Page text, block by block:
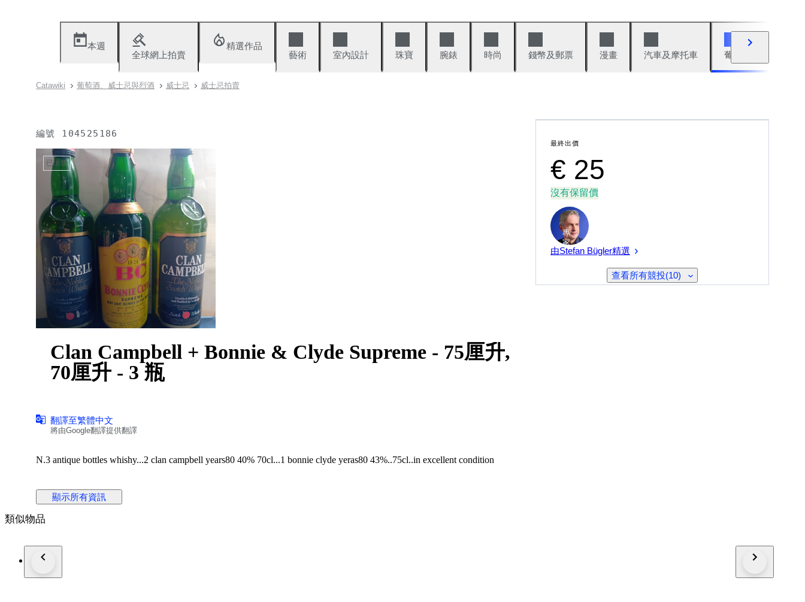
本週
全球網上拍賣
精選作品
藝術
室內設計 珠寶 腕錶 時尚 錢幣及郵票 漫畫 汽車及摩托車 葡萄酒與烈酒
Catawiki 葡萄酒、威士忌與烈酒 威士忌 威士忌拍賣
編號 104525186
已出售
Clan Campbell + Bonnie & Clyde Supreme - 75厘升,
70厘升 - 3 瓶
翻譯至繁體中文
將由Google翻譯提供翻譯
N.3 antique bottles whishy...2 clan campbell years80 40% 70cl...1 bonnie clyde yeras80 43%..75cl..in excellent condition
顯示所有資訊
最終出價
€ 25
沒有保留價
專
家
由Stefan Bügler精選
查看所有競投(10)
類似物品